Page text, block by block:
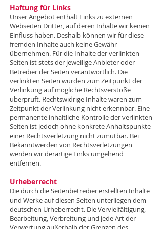
Haftung für Links
Unser Angebot enthält Links zu externen
Webseiten Dritter, auf deren Inhalte wir keinen
Einfluss haben. Deshalb können wir für diese
fremden Inhalte auch keine Gewähr
übernehmen. Für die Inhalte der verlinkten
Seiten ist stets der jeweilige Anbieter oder
Betreiber der Seiten verantwortlich. Die
verlinkten Seiten wurden zum Zeitpunkt der
Verlinkung auf mögliche Rechtsverstöße
überprüft. Rechtswidrige Inhalte waren zum
Zeitpunkt der Verlinkung nicht erkennbar. Eine
permanente inhaltliche Kontrolle der verlinkten
Seiten ist jedoch ohne konkrete Anhaltspunkte
einer Rechtsverletzung nicht zumutbar. Bei
Bekanntwerden von Rechtsverletzungen
werden wir derartige Links umgehend
entfernen.
Urheberrecht
Die durch die Seitenbetreiber erstellten Inhalte
und Werke auf diesen Seiten unterliegen dem
deutschen Urheberrecht. Die Vervielfältigung,
Bearbeitung, Verbreitung und jede Art der